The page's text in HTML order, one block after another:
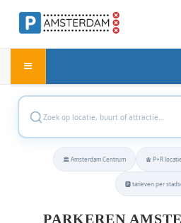
🏛️ Amsterdam Centrum 🚊 P+R
🅿️ tarieven per
PARKEREN